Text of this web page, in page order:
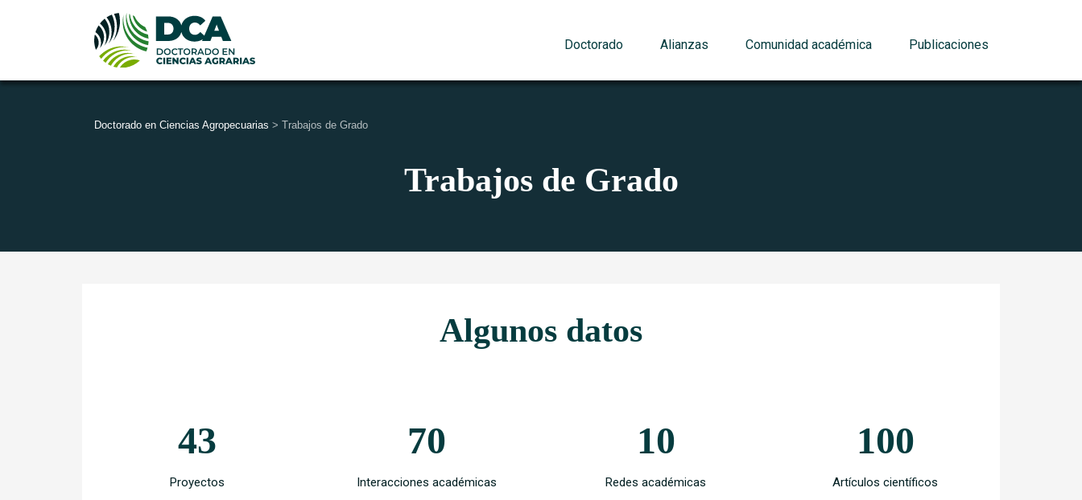
Doctorado Alianzas Comunidad académica Publicaciones
Doctorado en Ciencias Agropecuarias > Trabajos de Grado
Trabajos de Grado
Algunos datos
43
Proyectos
70
Interacciones académicas
10
Redes académicas
100
Artículos científicos